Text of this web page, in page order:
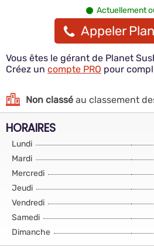
Actuellement
Appeler
Vous êtes le gérant de Planet
Créez un compte PRO pour
Non classé au classement
HORAIRES
Lundi
Mardi
Mercredi
Jeudi
Vendredi
Samedi
Dimanche